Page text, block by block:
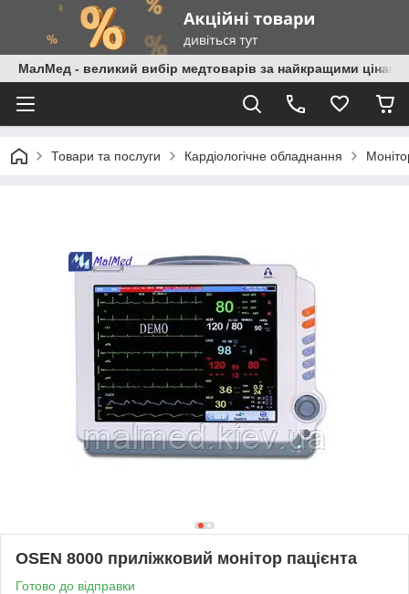
МалМед - великий вибір медтоварів за найкращими цінами
Товари та послуги Кардіологічне обладнання
OSEN 8000 приліжковий монітор пацієнта
Готово до відправки